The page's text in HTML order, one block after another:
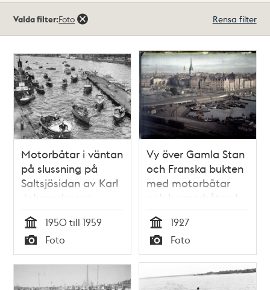
träffar
Valda filter:Foto Rensa filter
Motorbåtar i väntan
på slussning på
Saltsjösidan av Karl
Johansslussen
Tid
1950 till 1959
Typ
Foto
Vy över Gamla Stan
och Franska bukten
med motorbåtar
och bogserbåtar. I
förgrunden spår och
godsvagnar i
Stadsgården
Tid
1927
Typ
Foto